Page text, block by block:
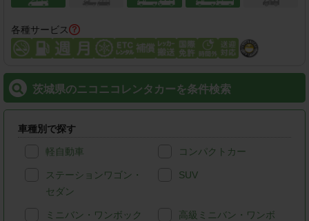
各種サービス
茨城県のニコニコレンタカーを条件検索
車種別で探す
軽自動車 コンパクトカー
ステーションワゴン・
セダン
SUV
ミニバン・ワンボック 高級ミニバン・ワンボ